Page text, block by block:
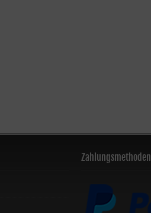
Zahlungsmethoden